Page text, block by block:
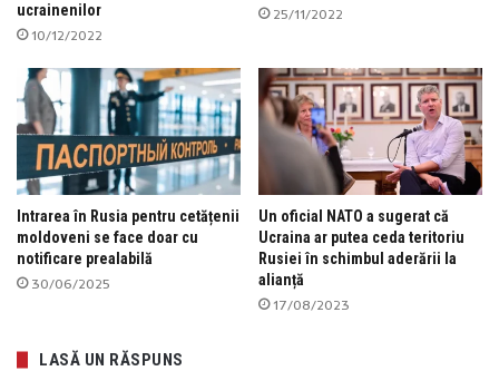
ucrainenilor
10/12/2022
25/11/2022
Intrarea în Rusia pentru cetățenii
moldoveni se face doar cu
notificare prealabilă
30/06/2025
Un oficial NATO a sugerat că
Ucraina ar putea ceda teritoriu
Rusiei în schimbul aderării la
alianță
17/08/2023
LASĂ UN RĂSPUNS